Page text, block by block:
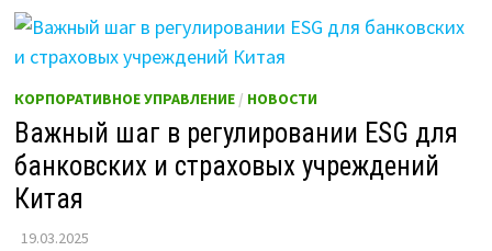
КОРПОРАТИВНОЕ УПРАВЛЕНИЕ/ НОВОСТИ
Важный шаг в регулировании ESG для
банковских и страховых учреждений
Китая
19.03.2025